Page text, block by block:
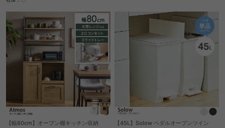
【幅80cm】オープン棚キッチン収納 【45L】Solow ペダルオープンツイン